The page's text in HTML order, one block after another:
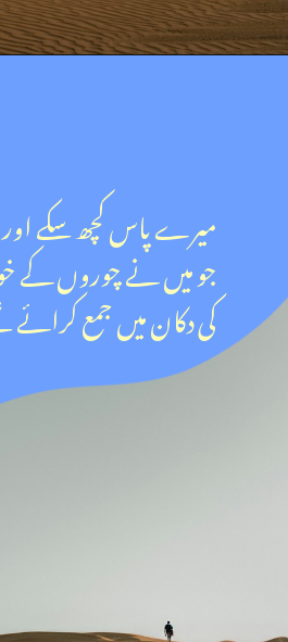
میرے پاس کچھ سکے
جو میں نے چوروں
کی دکان میں جمع